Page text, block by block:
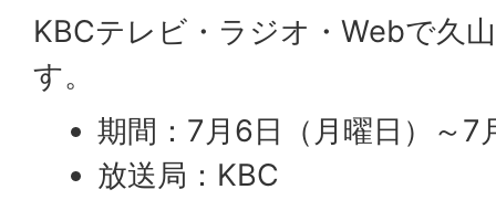
KBCテレビ・ラジオ・Webで久
す。
期間：7月6日（月曜日）～7
放送局：KBC